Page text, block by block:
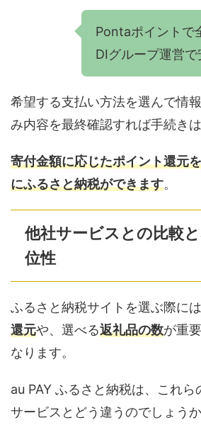
Pontaポイントで
DIグループ運営で
希望する支払い方法を選んで情
み内容を最終確認すれば手続きは
寄付金額に応じたポイント還元
にふるさと納税ができます。
他社サービスとの比較
位性
ふるさと納税サイトを選ぶ際に
還元や、選べる返礼品の数が重
なります。
au PAY ふるさと納税は、これ
サービスとどう違うのでしょうか